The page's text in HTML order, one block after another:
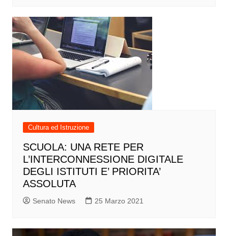
Cultura ed Istruzione
SCUOLA: UNA RETE PER
L’INTERCONNESSIONE DIGITALE
DEGLI ISTITUTI E’ PRIORITA’
ASSOLUTA
Senato News 25 Marzo 2021